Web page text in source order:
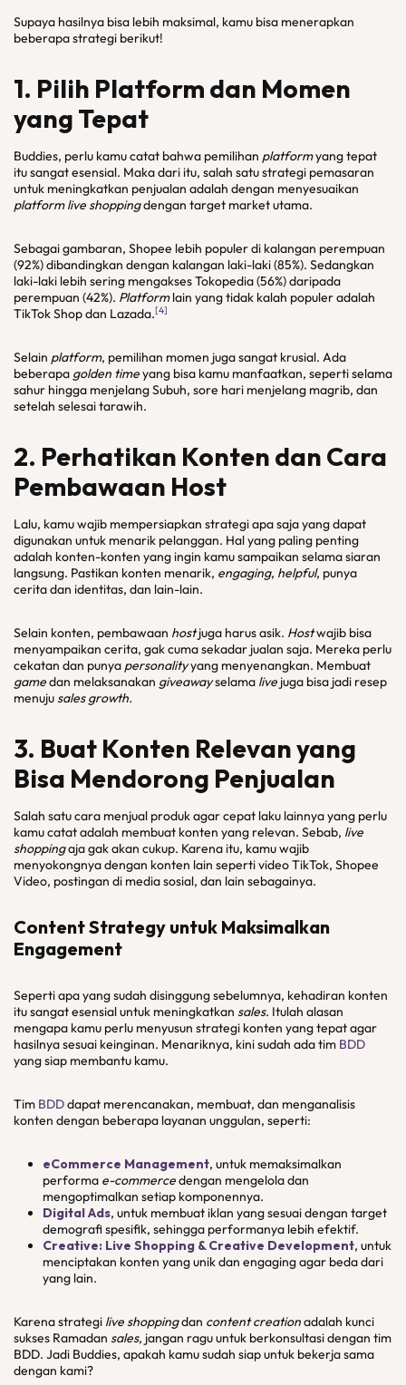
Supaya hasilnya bisa lebih maksimal, kamu bisa menerapkan
beberapa strategi berikut!
1. Pilih Platform dan Momen
yang Tepat
Buddies, perlu kamu catat bahwa pemilihan platformyang tepat
itu sangat esensial. Maka dari itu, salah satu strategi pemasaran
untuk meningkatkan penjualan adalah dengan menyesuaikan
platform live shoppingdengan target market utama.
Sebagai gambaran, Shopee lebih populer di kalangan perempuan
(92%) dibandingkan dengan kalangan laki-laki (85%). Sedangkan
laki-laki lebih sering mengakses Tokopedia (56%) daripada
perempuan (42%). Platformlain yang tidak kalah populer adalah
TikTok Shop dan Lazada.[4]
Selain platform, pemilihan momen juga sangat krusial. Ada
beberapa golden timeyang bisa kamu manfaatkan, seperti selama
sahur hingga menjelang Subuh, sore hari menjelang magrib, dan
setelah selesai tarawih.
2. Perhatikan Konten dan Cara
Pembawaan Host
Lalu, kamu wajib mempersiapkan strategi apa saja yang dapat
digunakan untuk menarik pelanggan. Hal yang paling penting
adalah konten-konten yang ingin kamu sampaikan selama siaran
langsung. Pastikan konten menarik, engaging, helpful, punya
cerita dan identitas, dan lain-lain.
Selain konten, pembawaan hostjuga harus asik. Hostwajib bisa
menyampaikan cerita, gak cuma sekadar jualan saja. Mereka perlu
cekatan dan punya personalityyang menyenangkan. Membuat
gamedan melaksanakan giveawayselama live juga bisa jadi resep
menuju sales growth.
3. Buat Konten Relevan yang
Bisa Mendorong Penjualan
Salah satu cara menjual produk agar cepat laku lainnya yang perlu
kamu catat adalah membuat konten yang relevan. Sebab, live
shoppingaja gak akan cukup. Karena itu, kamu wajib
menyokongnya dengan konten lain seperti video TikTok, Shopee
Video, postingan di media sosial, dan lain sebagainya.
Content Strategy untuk Maksimalkan
Engagement
Seperti apa yang sudah disinggung sebelumnya, kehadiran konten
itu sangat esensial untuk meningkatkan sales. Itulah alasan
mengapa kamu perlu menyusun strategi konten yang tepat agar
hasilnya sesuai keinginan. Menariknya, kini sudah ada tim BDD
yang siap membantu kamu.
Tim BDDdapat merencanakan, membuat, dan menganalisis
konten dengan beberapa layanan unggulan, seperti:
eCommerce Management, untuk memaksimalkan
performa e-commercedengan mengelola dan
mengoptimalkan setiap komponennya.
Digital Ads, untuk membuat iklan yang sesuai dengan target
demografi spesifik, sehingga performanya lebih efektif.
Creative: Live Shopping & Creative Development, untuk
menciptakan konten yang unik dan engaging agar beda dari
yang lain.
Karena strategi live shoppingdan content creationadalah kunci
sukses Ramadan sales, jangan ragu untuk berkonsultasi dengan tim
BDD. Jadi Buddies, apakah kamu sudah siap untuk bekerja sama
dengan kami?